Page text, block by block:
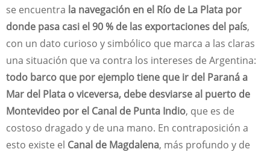
se encuentra la navegación en el Río de La Plata por
donde pasa casi el 90 % de las exportaciones del país,
con un dato curioso y simbólico que marca a las claras
una situación que va contra los intereses de Argentina:
todo barco que por ejemplo tiene que ir del Paraná a
Mar del Plata o viceversa, debe desviarse al puerto de
Montevideo por el Canal de Punta Indio, que es de
costoso dragado y de una mano. En contraposición a
esto existe el Canal de Magdalena, más profundo y de